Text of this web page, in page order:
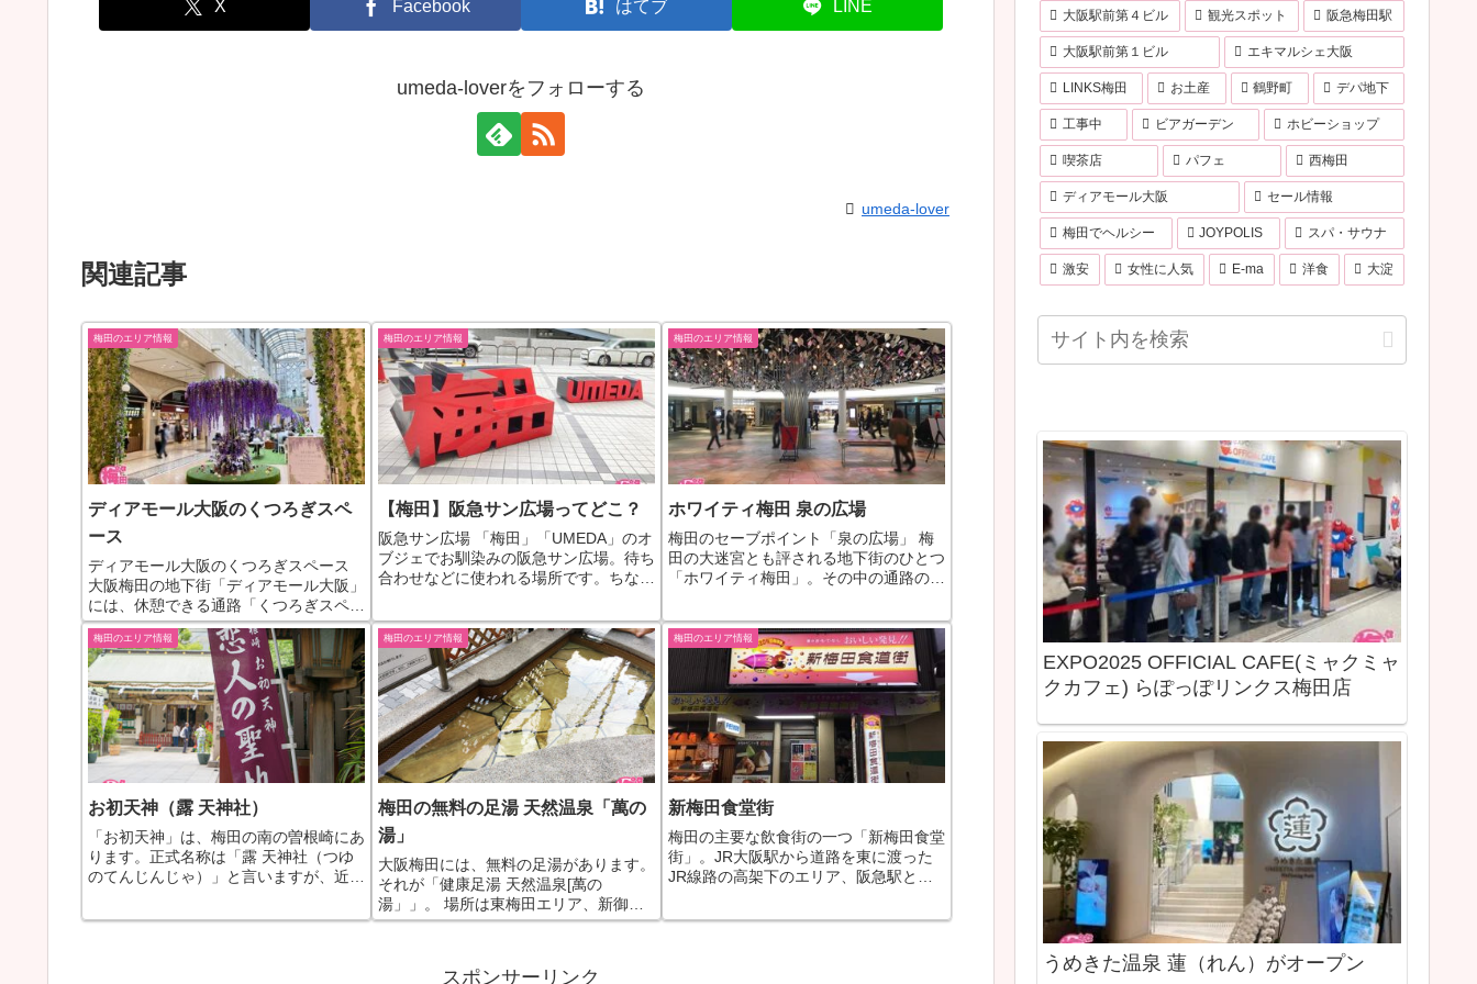
X Facebook はてブ LINE
umeda-loverをフォローする
umeda-lover
関連記事
梅田のエリア情報
ディアモール大阪のくつろぎスペ
ース
ディアモール大阪のくつろぎスペース
大阪梅田の地下街「ディアモール大阪」
には、休憩できる通路「くつろぎスペー
ス」があります。 場所は、大阪駅前第
２ビルの北側付近、ディアモール大阪の
カジュアルストリートとバラエティスト
リートを東西でつなぐ通路...
梅田のエリア情報
【梅田】阪急サン広場ってどこ？
阪急サン広場 「梅田」「UMEDA」のオ
ブジェでお馴染みの阪急サン広場。待ち
合わせなどに使われる場所です。ちなみ
いますので、写真を撮ろうとしても人が
座っていることが多々あります。 阪急
サン広場への行き方 ...
梅田のエリア情報
ホワイティ梅田 泉の広場
梅田のセーブポイント「泉の広場」 梅
田の大迷宮とも評される地下街のひとつ
「ホワイティ梅田」。その中の通路の一
場」が2019年に閉鎖されてリニューア
ル工事。そして、2019年12月、新しく
なったホワイティ梅...
梅田のエリア情報
お初天神（露 天神社）
「お初天神」は、梅田の南の曽根崎にあ
ります。正式名称は「露 天神社（つゆ
のてんじんじゃ）」と言いますが、近松
てヒロインの「お初」がこの露 天神社
梅田のエリア情報
梅田の無料の足湯 天然温泉「萬の
湯」
大阪梅田には、無料の足湯があります。
それが「健康足湯 天然温泉[萬の
湯」」。 場所は東梅田エリア、新御堂
の交差点から都島通りを50mほど進んだ
梅田のエリア情報
新梅田食堂街
梅田の主要な飲食街の一つ「新梅田食堂
街」。JR大阪駅から道路を東に渡った
JR線路の高架下のエリア、阪急駅と阪
お、入口がわかりにくいので意外と知ら
スポンサーリンク
大阪駅前第４ビル 観光スポット 阪急梅田駅
大阪駅前第１ビル エキマルシェ大阪
LINKS梅田 お土産 鶴野町 デパ地下
工事中 ビアガーデン ホビーショップ
喫茶店 パフェ 西梅田
ディアモール大阪 セール情報
梅田でヘルシー JOYPOLIS スパ・サウナ
激安 女性に人気 E-ma 洋食 大淀
EXPO2025 OFFICIAL CAFE(ミャクミャ
クカフェ) らぽっぽリンクス梅田店
うめきた温泉 蓮（れん）がオープン